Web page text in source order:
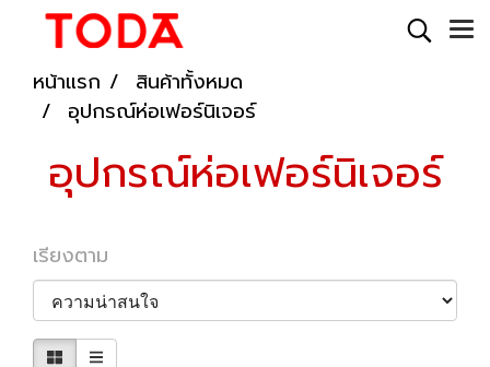
หน้าแรก
สินค้าทั้งหมด
อุปกรณ์ห่อเฟอร์นิเจอร์
อุปกรณ์ห่อเฟอร์นิเจอร์
เรียงตาม